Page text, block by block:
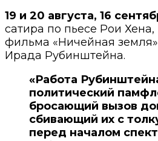
19 и 20 августа, 16
сатира по пьесе Рои
фильма «Ничейная
Ирада Рубинштейна.
«Работа
политический
бросающий вызов
сбивающий их с
перед началом